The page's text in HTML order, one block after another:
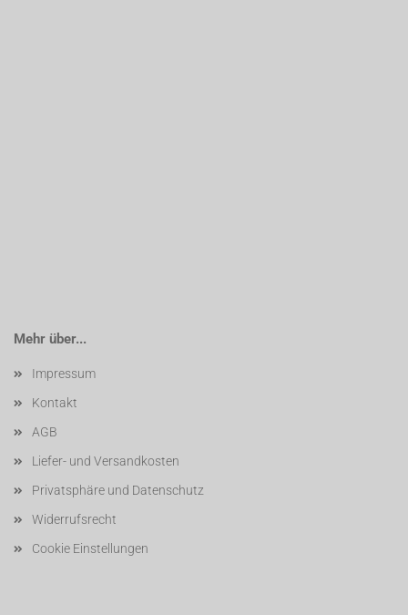
Mehr über...
Impressum
Kontakt
AGB
Liefer- und Versandkosten
Privatsphäre und Datenschutz
Widerrufsrecht
Cookie Einstellungen